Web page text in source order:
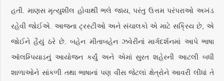
હતી. માણસ મૃત્યુશીલ હોવાથી ભલે જાય, પરંતુ ઉત્તમ પરંપરાઓ અખંડ
રહેવી જોઈએ. આજના ટ્રસ્ટીઓ અને સંચાલકો એ માટે સક્રિય છે, એ
જોઈને હૈયું ઠરે છે. બહેન મીતાબહેન ઝવેરીનાં માર્ગદર્શનમાં આપે ભાષા
ઑલમ્પિયાડનું આયોજન કર્યું અને એમાં સુરત શહેરની આટલી બધી
શાળાઓને સાંકળી તથા ભાષાનાં પણ વીસ જેટલાં ક્ષેત્રોને આવરી લીધાં તે